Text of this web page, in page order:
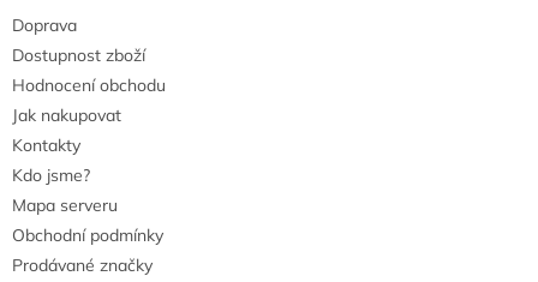
Doprava
Dostupnost zboží
Hodnocení obchodu
Jak nakupovat
Kontakty
Kdo jsme?
Mapa serveru
Obchodní podmínky
Prodávané značky